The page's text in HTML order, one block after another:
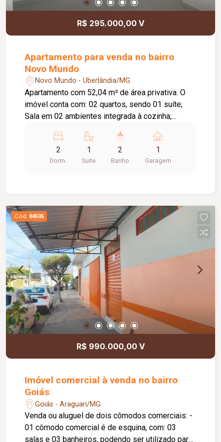
R$ 295.000,00 V
Apartamento para venda no bairro
Novo Mundo
Novo Mundo - Uberlândia/MG
Apartamento com 52,04 m² de área privativa. O
imóvel conta com: 02 quartos, sendo 01 suíte;
Sala em 02 ambientes integrada à cozinha;
vaga de estacionamento descoberta; O
condomínio conta com: Portaria 24 horas; 02
elevadores; Gás canalizado; Portões eletrônicos;
granito; Esquadrias em alumínio branco.
Informações complementares: Área construída
de 73,49 m².
2
Dorm.
1
Suite
2
Banho
1
Garagem
Cód. 84505
R$ 990.000,00 V
Imóvel comercial à venda no bairro
Goiás
Goiás - Araguari/MG
Venda ou aluguel de dois cômodos comerciais: -
01 cômodo comercial é de esquina, com: 03
salas e 03 banheiros, podendo ser utilizado para